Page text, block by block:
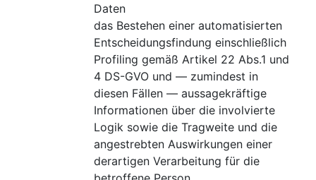
Daten
das Bestehen einer automatisierten
Entscheidungsfindung einschließlich
Profiling gemäß Artikel 22 Abs.1 und
4 DS-GVO und — zumindest in
diesen Fällen — aussagekräftige
Informationen über die involvierte
Logik sowie die Tragweite und die
angestrebten Auswirkungen einer
derartigen Verarbeitung für die